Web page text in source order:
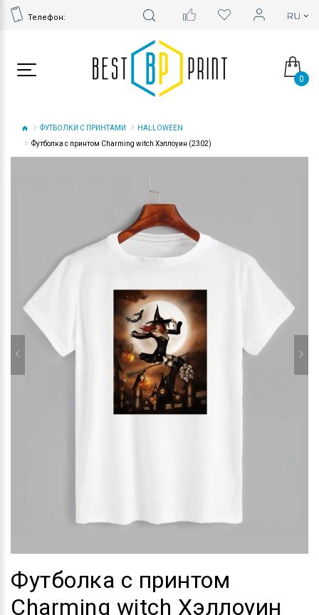
Телефон:
0
ФУТБОЛКИ С ПРИНТАМИ
HALLOWEEN
Футболка с принтом Charming witch Хэллоуин (2302)
Футболка с принтом
Charming witch Хэллоуин